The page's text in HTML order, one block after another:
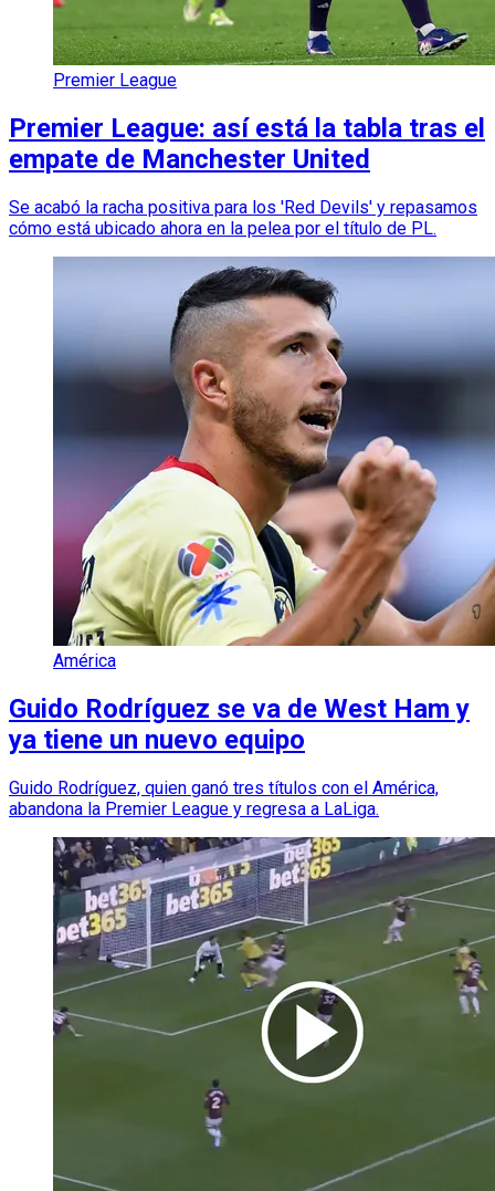
Premier League
Premier League: así está la tabla tras el
empate de Manchester United
Se acabó la racha positiva para los 'Red Devils' y repasamos
cómo está ubicado ahora en la pelea por el título de PL.
América
Guido Rodríguez se va de West Ham y
ya tiene un nuevo equipo
Guido Rodríguez, quien ganó tres títulos con el América,
abandona la Premier League y regresa a LaLiga.